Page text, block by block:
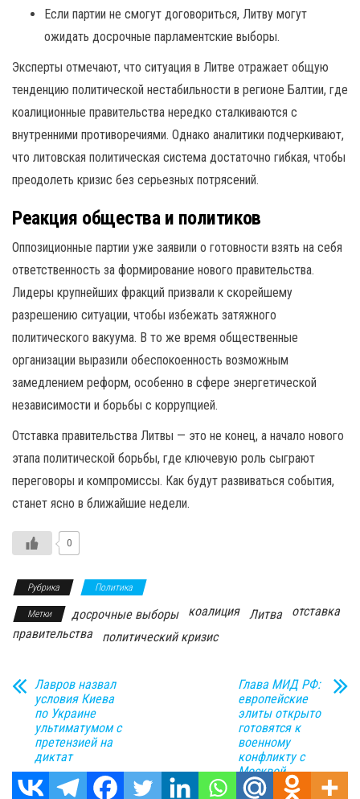
Если партии не смогут договориться, Литву могут
ожидать досрочные парламентские выборы.
Эксперты отмечают, что ситуация в Литве отражает общую
тенденцию политической нестабильности в регионе Балтии, где
коалиционные правительства нередко сталкиваются с
внутренними противоречиями. Однако аналитики подчеркивают,
что литовская политическая система достаточно гибкая, чтобы
преодолеть кризис без серьезных потрясений.
Реакция общества и политиков
Оппозиционные партии уже заявили о готовности взять на себя
ответственность за формирование нового правительства.
Лидеры крупнейших фракций призвали к скорейшему
разрешению ситуации, чтобы избежать затяжного
политического вакуума. В то же время общественные
организации выразили обеспокоенность возможным
замедлением реформ, особенно в сфере энергетической
независимости и борьбы с коррупцией.
Отставка правительства Литвы — это не конец, а начало нового
этапа политической борьбы, где ключевую роль сыграют
переговоры и компромиссы. Как будут развиваться события,
станет ясно в ближайшие недели.
0
Рубрика Политика
Метки досрочные выборы коалиция Литва
отставка
правительства
политический кризис
Лавров назвал
условия Киева
по Украине
ультиматумом с
претензией на
диктат
Глава МИД РФ:
европейские
элиты открыто
готовятся к
военному
конфликту с
Москвой